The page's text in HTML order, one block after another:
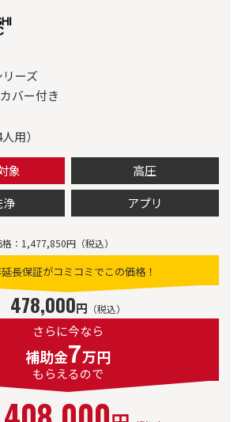
ーズ
バー付き
用）
象
高圧
浄
アプリ
：1,477,850円（税込）
長保証がコミコミでこの価格！
478,000円 （税込）
さらに今なら
補助金7万円
もらえるので